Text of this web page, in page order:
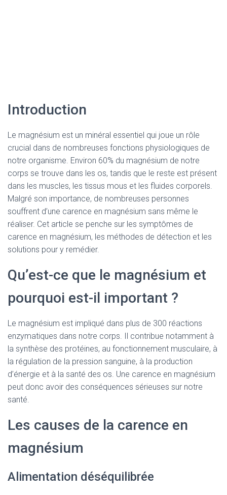
Introduction
Le magnésium est un minéral essentiel qui joue un rôle
crucial dans de nombreuses fonctions physiologiques de
notre organisme. Environ 60% du magnésium de notre
corps se trouve dans les os, tandis que le reste est présent
dans les muscles, les tissus mous et les fluides corporels.
Malgré son importance, de nombreuses personnes
souffrent d’une carence en magnésium sans même le
réaliser. Cet article se penche sur les symptômes de
carence en magnésium, les méthodes de détection et les
solutions pour y remédier.
Qu’est-ce que le magnésium et
pourquoi est-il important ?
Le magnésium est impliqué dans plus de 300 réactions
enzymatiques dans notre corps. Il contribue notamment à
la synthèse des protéines, au fonctionnement musculaire, à
la régulation de la pression sanguine, à la production
d’énergie et à la santé des os. Une carence en magnésium
peut donc avoir des conséquences sérieuses sur notre
santé.
Les causes de la carence en
magnésium
Alimentation déséquilibrée